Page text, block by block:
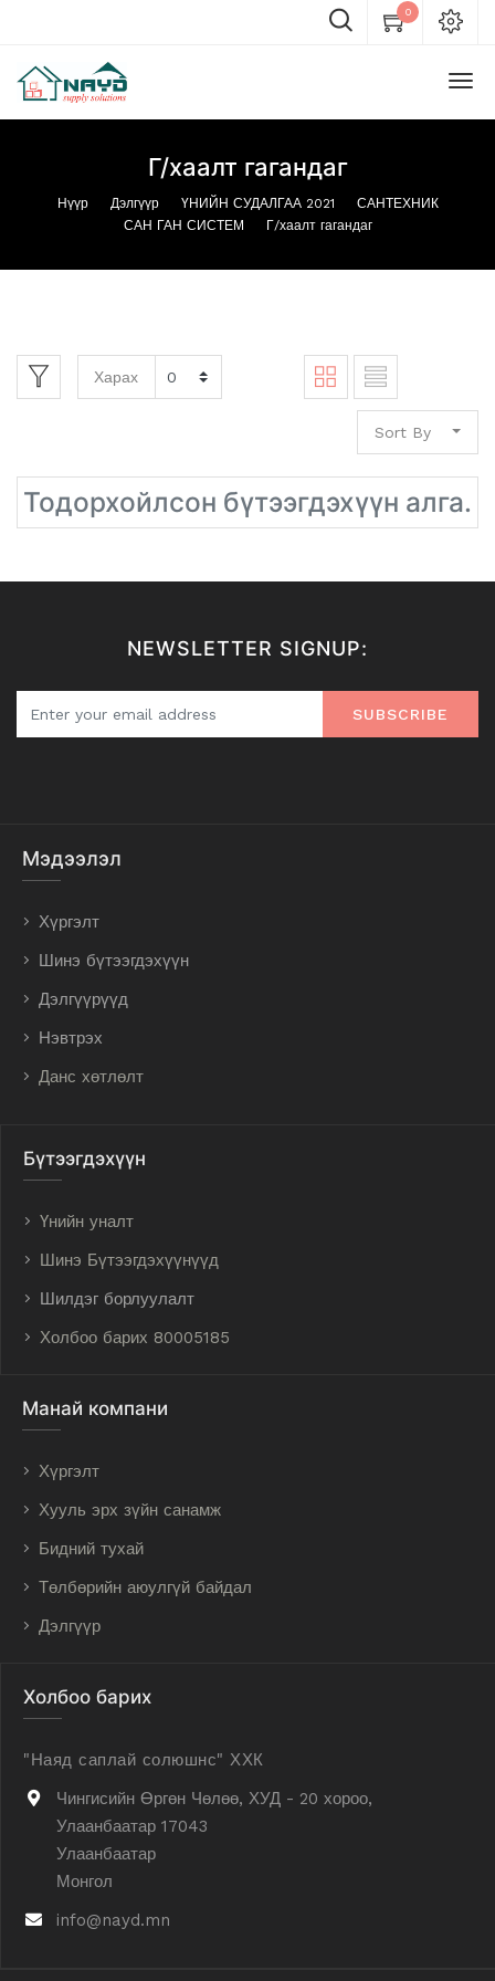
0
Г/хаалт гагандаг
Нүүр Дэлгүүр ҮНИЙН СУДАЛГАА 2021
САНТЕХНИК
САН ГАН СИСТЕМ
Г/хаалт гагандаг
Харах
Sort By
Тодорхойлсон бүтээгдэхүүн алга.
NEWSLETTER SIGNUP:
SUBSCRIBE
Мэдээлэл
Хүргэлт
Шинэ бүтээгдэхүүн
Дэлгүүрүүд
Нэвтрэх
Данс хөтлөлт
Бүтээгдэхүүн
Үнийн уналт
Шинэ Бүтээгдэхүүнүүд
Шилдэг борлуулалт
Холбоо барих 80005185
Манай компани
Хүргэлт
Хууль эрх зүйн санамж
Бидний тухай
Төлбөрийн аюулгүй байдал
Дэлгүүр
Холбоо барих
"Наяд саплай солюшнс" ХХК
Чингисийн Өргөн Чөлөө, ХУД - 20 хороо,
Улаанбаатар 17043
Улаанбаатар
Монгол
info@nayd.mn